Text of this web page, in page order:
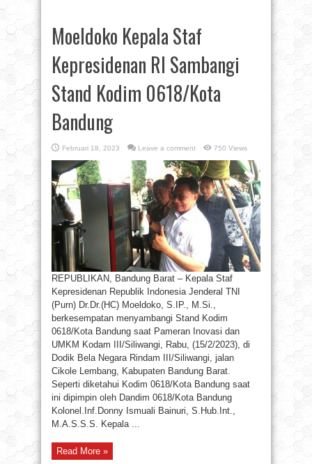
Moeldoko Kepala Staf
Kepresidenan RI Sambangi
Stand Kodim 0618/Kota
Bandung
Februari 18, 2023 Leave a comment 750 Views
REPUBLIKAN, Bandung Barat – Kepala Staf
Kepresidenan Republik Indonesia Jenderal TNI
(Purn) Dr.Dr.(HC) Moeldoko, S.IP., M.Si.,
berkesempatan menyambangi Stand Kodim
0618/Kota Bandung saat Pameran Inovasi dan
UMKM Kodam III/Siliwangi, Rabu, (15/2/2023), di
Dodik Bela Negara Rindam III/Siliwangi, jalan
Cikole Lembang, Kabupaten Bandung Barat.
Seperti diketahui Kodim 0618/Kota Bandung saat
ini dipimpin oleh Dandim 0618/Kota Bandung
Kolonel.Inf.Donny Ismuali Bainuri, S.Hub.Int.,
M.A.S.S.S. Kepala ...
Read More »